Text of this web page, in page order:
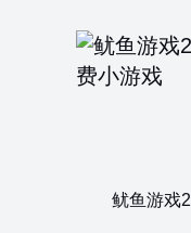
鱿鱼游戏2